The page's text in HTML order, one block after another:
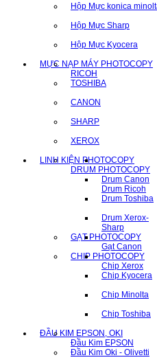
Hộp Mực konica
Hộp Mực Sharp
Hộp Mực Kyocera
MỰC NẠP MÁY PHOTOCOPY
RICOH
TOSHIBA
CANON
SHARP
XEROX
LINH KIỆN PHOTOCOPY
DRUM PHOTOCOPY
Drum Canon
Drum Ricoh
Drum Toshiba
Drum Xerox-
Sharp
GẠT PHOTOCOPY
Gạt Canon
CHIP PHOTOCOPY
Chip Xerox
Chip Kyocera
Chip Minolta
Chip Toshiba
ĐẦU KIM EPSON, OKI
Đầu Kim EPSON
Đầu Kim Oki - Olivetti